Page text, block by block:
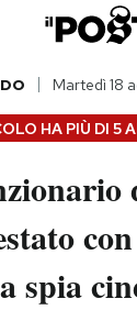
HA PIÙ DI 5
Martedì 18
spia